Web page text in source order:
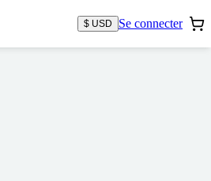
$ USD Se connecter